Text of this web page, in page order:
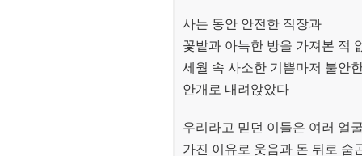
사는 동안 안전한 직장과
꽃밭과 아늑한 방을 가져본 적
세월 속 사소한 기쁨마저 불안
안개로 내려앉았다
우리라고 믿던 이들은 여러 얼
가진 이유로 웃음과 돈 뒤로 숨